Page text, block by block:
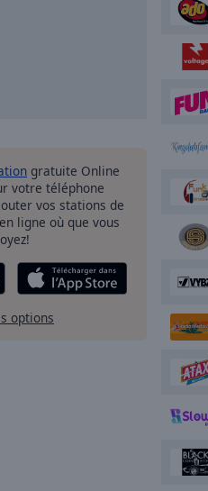
gratuite Online
votre téléphone
vos stations de
ligne où que vous
options